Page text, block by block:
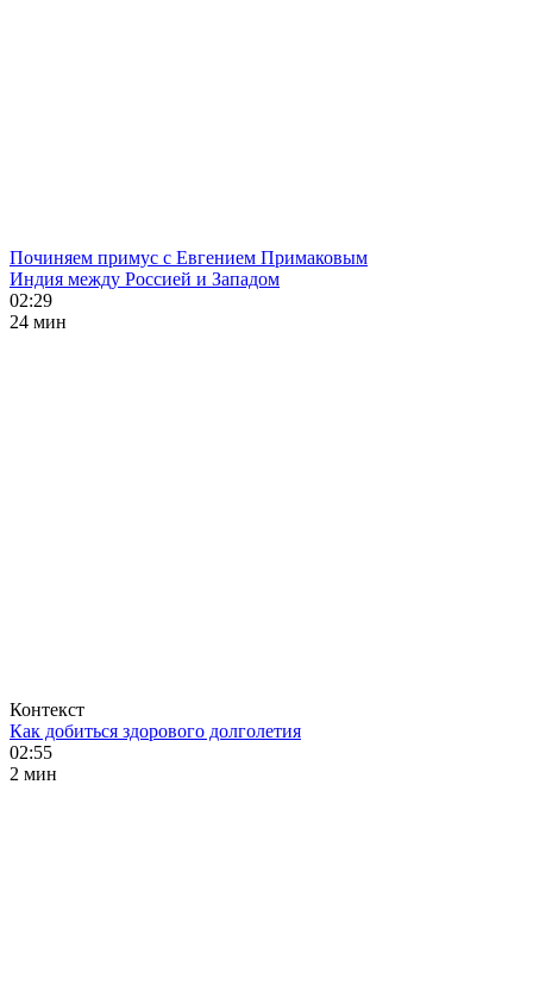
Починяем примус с Евгением Примаковым
Индия между Россией и Западом
02:29
24 мин
Контекст
Как добиться здорового долголетия
02:55
2 мин